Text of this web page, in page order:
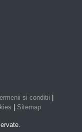
si conditii
Sitemap